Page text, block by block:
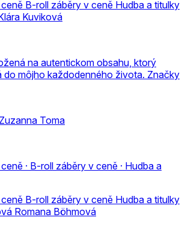
B-roll záběry v ceně Hudba a titulky
Kuviková
na autentickom obsahu, ktorý
do môjho každodenného života. Značky
Zuzanna Toma
· B-roll záběry v ceně · Hudba a
B-roll záběry v ceně Hudba a titulky
Romana Böhmová